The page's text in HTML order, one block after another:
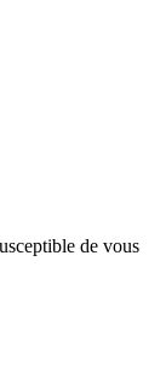
de vous